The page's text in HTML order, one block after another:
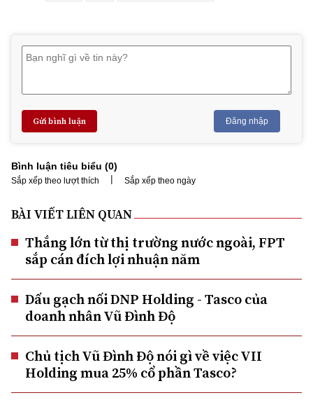
Gửi bình luận Đăng nhập
Bình luận tiêu biểu (0)
Sắp xếp theo lượt thích | Sắp xếp theo ngày
BÀI VIẾT LIÊN QUAN
Thắng lớn từ thị trường nước ngoài, FPT
sắp cán đích lợi nhuận năm
Dấu gạch nối DNP Holding - Tasco của
doanh nhân Vũ Đình Độ
Chủ tịch Vũ Đình Độ nói gì về việc VII
Holding mua 25% cổ phần Tasco?